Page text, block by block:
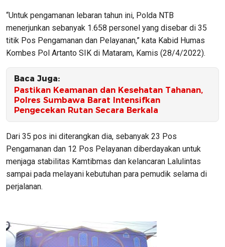
“Untuk pengamanan lebaran tahun ini, Polda NTB
menerjunkan sebanyak 1.658 personel yang disebar di 35
titik Pos Pengamanan dan Pelayanan,” kata Kabid Humas
Kombes Pol Artanto SIK di Mataram, Kamis (28/4/2022).
Baca Juga:
Pastikan Keamanan dan Kesehatan Tahanan,
Polres Sumbawa Barat Intensifkan
Pengecekan Rutan Secara Berkala
Dari 35 pos ini diterangkan dia, sebanyak 23 Pos
Pengamanan dan 12 Pos Pelayanan diberdayakan untuk
menjaga stabilitas Kamtibmas dan kelancaran Lalulintas
sampai pada melayani kebutuhan para pemudik selama di
perjalanan.